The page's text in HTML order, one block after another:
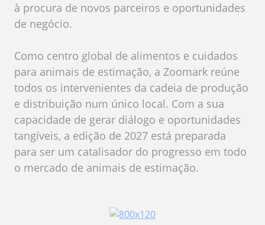
à procura de novos parceiros e oportunidades
de negócio.
Como centro global de alimentos e cuidados
para animais de estimação, a Zoomark reúne
todos os intervenientes da cadeia de produção
e distribuição num único local. Com a sua
capacidade de gerar diálogo e oportunidades
tangíveis, a edição de 2027 está preparada
para ser um catalisador do progresso em todo
o mercado de animais de estimação.